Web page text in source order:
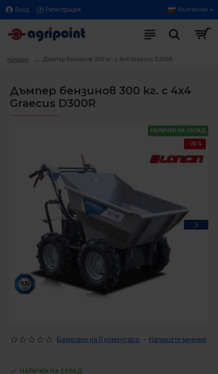
Вход Регистрация Български
Начало Дъмпер бензинов 300 кг. с 4х4 Graecus D300R
Дъмпер бензинов 300 кг. с 4х4
Graecus D300R
НАЛИЧЕН НА СКЛАД
-20 %
Базирано на 0 коментара. - Напишете мнение
НАЛИЧЕН НА СКЛАД